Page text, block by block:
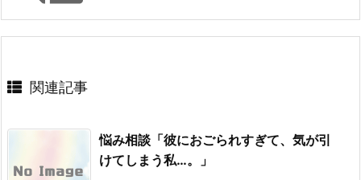
関連記事
悩み相談「彼におごられすぎて、気が引
けてしまう私…。」